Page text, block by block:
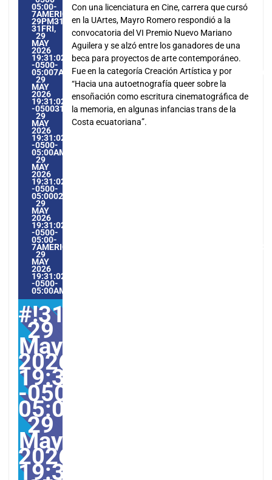
05:00-
7AMERICA/GUAYAQUIL3131AMERICA/GUAYAQUIL202631
29PM31PM-
31FRI,
29
MAY
2026
19:31:02
-0500-
05:007AMERICA/GUAYAQUIL3131AMERICA/
29
MAY
2026
19:31:02
-0500317315PMFRIDAY=1009#!31FRI,
29
MAY
2026
19:31:02
-0500-
05:00AMERICA/GUAYAQUIL5#MAY#!31FRI,
29
MAY
2026
19:31:02
-0500-
05:000231#/31FRI,
29
MAY
2026
19:31:02
-0500-
05:00-
7AMERICA/GUAYAQUIL3131AMERICA/
29
MAY
2026
19:31:02
-0500-
05:00AMERICA/GUAYAQUIL5#
#!31Fri,
29
May
2026
19:31:02
-0500-
05:000231#31Fri,
29
May
2026
19:31:02
Con una licenciatura en Cine, carrera que cursó
en la UArtes, Mayro Romero respondió a la
convocatoria del VI Premio Nuevo Mariano
Aguilera y se alzó entre los ganadores de una
beca para proyectos de arte contemporáneo.
Fue en la categoría Creación Artística y por
“Hacia una autoetnografía queer sobre la
ensoñación como escritura cinematográfica de
la memoria, en algunas infancias trans de la
Costa ecuatoriana”.